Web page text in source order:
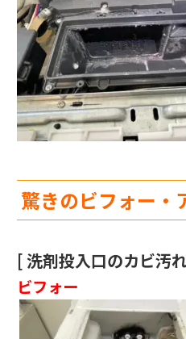
驚きのビフォー・
[ 洗剤投入口のカビ汚
ビフォー